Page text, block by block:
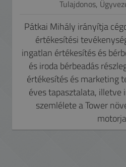
Tulajdonos,
Pátkai Mihály irányítja
értékesítési
ingatlan értékesítés és
és iroda bérbeadás
értékesítés és marketing
éves tapasztalata,
szemlélete a Tower